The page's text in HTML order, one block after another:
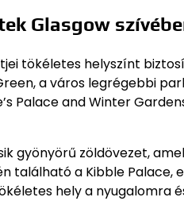
Glasgow
tökéletes helyszínt
a város legrégebbi
Palace and Winter
gyönyörű zöldövezet,
található a Kibble Palace,
hely a nyugalomra